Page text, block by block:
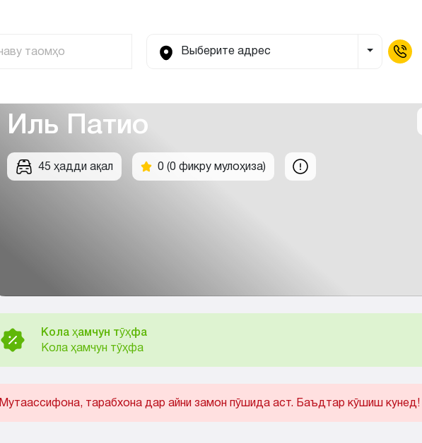
Выберите адрес Toggle
Иль Патио
45 ҳадди ақал 0 (0 фикру мулоҳиза)
Кола ҳамчун тӯҳфа
Кола ҳамчун тӯҳфа
Мутаассифона, тарабхона дар айни замон пӯшида аст. Баъдтар кӯшиш кунед!